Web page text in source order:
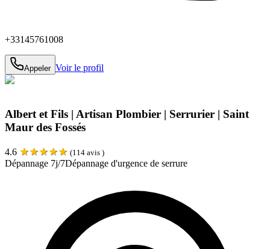
+33145761008
Appeler Voir le profil
Albert et Fils | Artisan Plombier | Serrurier | Saint
Maur des Fossés
4.6 ★★★★★ (114 avis )
Dépannage 7j/7Dépannage d'urgence de serrure